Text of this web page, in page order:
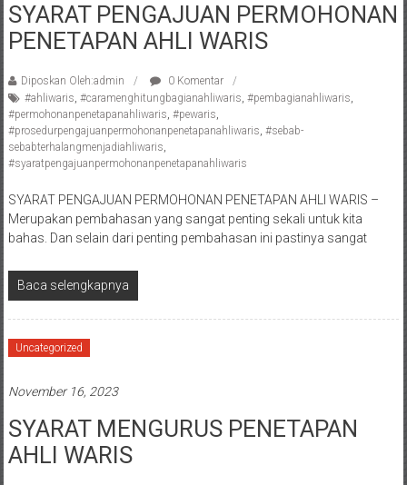
Pengacara
Perceraian/
/
Konsultan
Hukum
/
Konsultan
Hukum
Pajak/
Mediator/
Yogyakarta/Bantul/Sleman/Gunung
Kidul/Wonosari/Wates/Kulonprogo/
Yogyakarta/Jogja/
kalten/Solo/
Sukoharjo/
Batang/Brebes/
Purworejo,
SYARAT PENGAJUAN PERMOHONAN
PENETAPAN AHLI WARIS
Diposkan Oleh:admin
0 Komentar
#ahliwaris, #caramenghitungbagianahliwaris, #pembagianahliwaris,
#permohonanpenetapanahliwaris, #pewaris,
#prosedurpengajuanpermohonanpenetapanahliwaris, #sebab-
sebabterhalangmenjadiahliwaris,
#syaratpengajuanpermohonanpenetapanahliwaris
SYARAT PENGAJUAN PERMOHONAN PENETAPAN AHLI WARIS –
Merupakan pembahasan yang sangat penting sekali untuk kita
bahas. Dan selain dari penting pembahasan ini pastinya sangat
Baca selengkapnya
Uncategorized
November 16, 2023
SYARAT MENGURUS PENETAPAN
AHLI WARIS